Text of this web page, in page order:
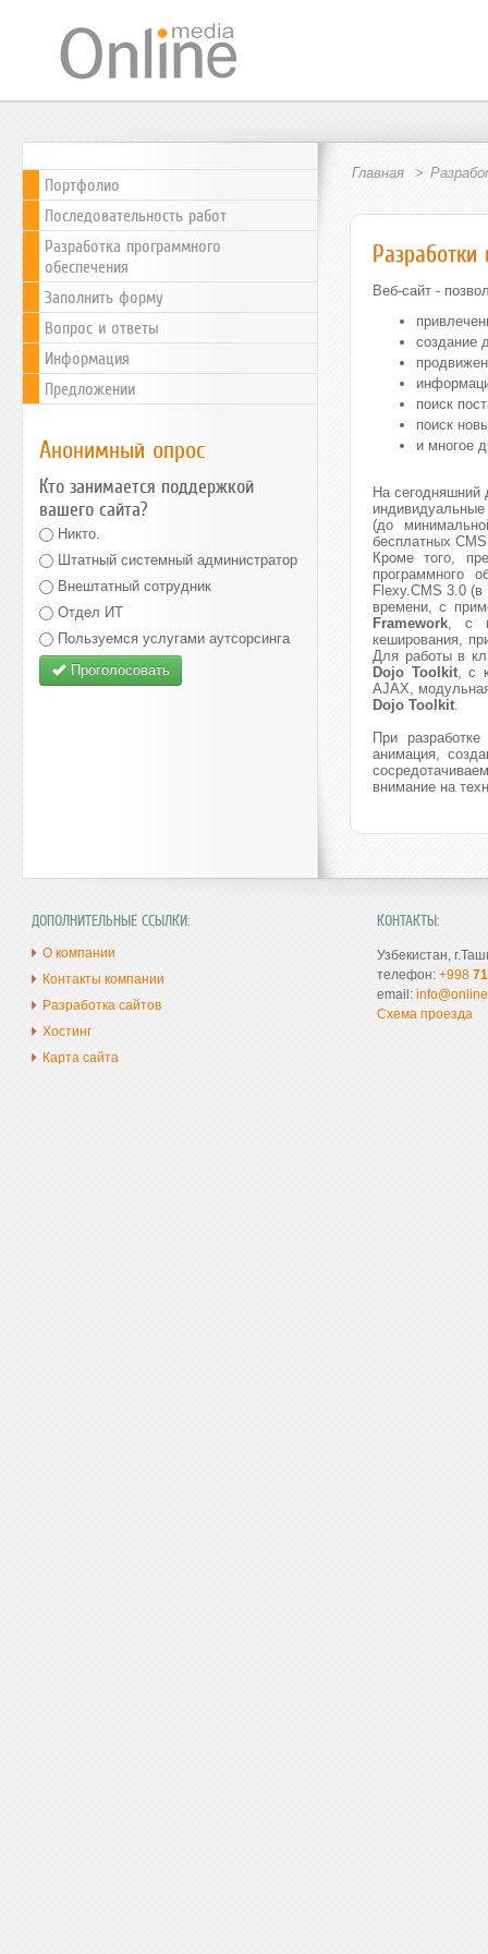
Главная
Веб-сайт -
создание
поиск
поиск
и многое
На сегодняшний
(до
бесплатных
Кроме того,
программного
Flexy.CMS 3.0 (в
времени, с
Framework, с
кеширования,
Для работы в
Dojo Toolkit, с
AJAX,
Dojo Toolkit.
При
анимация,
внимание на
Портфолио
Последовательность работ
Разработка программного
обеспечения
Заполнить форму
Вопрос и ответы
Информация
Предложении
Анонимный опрос
Кто занимается поддержкой
вашего сайта?
Никто.
Штатный системный администратор
Внештатный сотрудник
Отдел ИТ
Пользуемся услугами аутсорсинга
Проголосовать
ДОПОЛНИТЕЛЬНЫЕ ССЫЛКИ:
О компании
Контакты компании
Разработка сайтов
Хостинг
Карта сайта
КОНТАКТЫ:
Узбекистан,
телефон: +99871
email:
Схема проезда